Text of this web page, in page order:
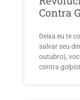
Contra
Deixa eu te
salvar seu
outubro),
contra